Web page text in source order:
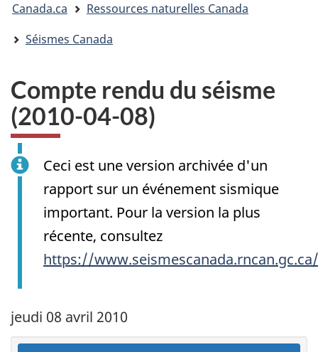
êtes
ici
Canada.ca
Ressources naturelles Canada
Séismes Canada
Compte rendu du séisme
(2010-04-08)
Ceci est une version archivée d'un
rapport sur un événement sismique
important. Pour la version la plus
récente, consultez
https://
jeudi 08 avril 2010